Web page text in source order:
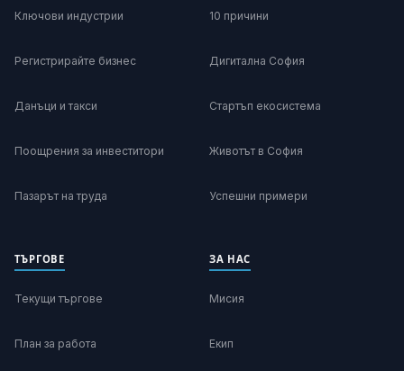
Ключови индустрии
Регистрирайте бизнес
Данъци и такси
Поощрения за инвеститори
Пазарът на труда
10 причини
Дигитална София
Стартъп екосистема
Животът в София
Успешни примери
ТЪРГОВЕ
Текущи търгове
План за работа
ЗА НАС
Мисия
Екип